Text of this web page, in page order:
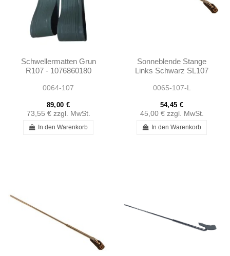
Schwellermatten Grun
R107 - 1076860180
0064-107
89,00 €
73,55 € zzgl. MwSt.
In den Warenkorb
Sonneblende Stange
Links Schwarz SL107
0065-107-L
54,45 €
45,00 € zzgl. MwSt.
In den Warenkorb